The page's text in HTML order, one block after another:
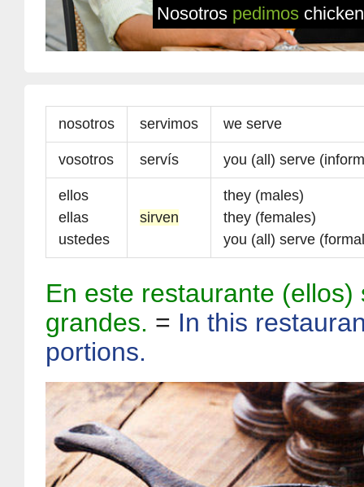
Nosotros pedimos
nosotros servimos we serve
vosotros servís you (all) serve
ellos
ellas
ustedes
sirven
they (males)
they (females)
you (all) serve
En este restaurante (ellos)
grandes. = In this
portions.